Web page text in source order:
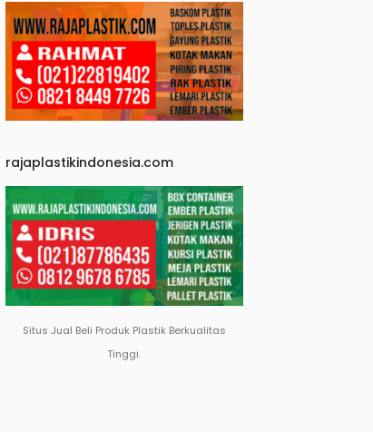
rajaplastikindonesia.com
Situs Jual Beli Produk Plastik Berkualitas
Tinggi.